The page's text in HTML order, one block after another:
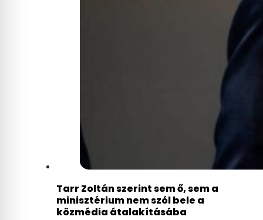
Tarr Zoltán szerint sem ő, sem a
minisztérium nem szól bele a
közmédia átalakításába